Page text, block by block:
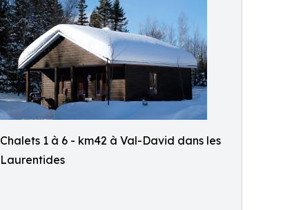
Chalets 1 à 6 - km42 à Val-David dans les
Laurentides